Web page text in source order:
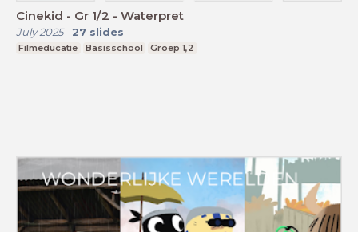
Cinekid - Gr 1/2 - Waterpret
July 2025- 27 slides
Filmeducatie Basisschool Groep 1,2